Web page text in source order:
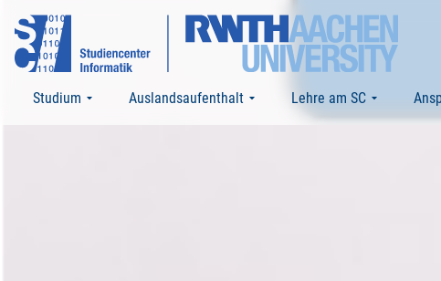
Studium Auslandsaufenthalt Lehre am SC